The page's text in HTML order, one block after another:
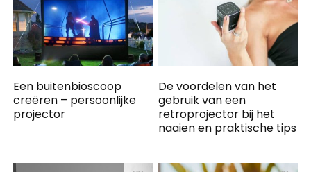
Een buitenbioscoop
creëren – persoonlijke
projector
De voordelen van het
gebruik van een
retroprojector bij het
naaien en praktische tips